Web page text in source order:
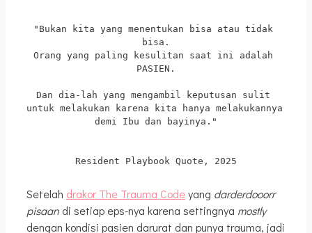
"Bukan kita yang menentukan bisa atau tidak
bisa.
Orang yang paling kesulitan saat ini adalah
PASIEN.
Dan dia-lah yang mengambil keputusan sulit
untuk melakukan karena kita hanya melakukannya
demi Ibu dan bayinya."
Resident Playbook Quote, 2025
Setelah drakor The Trauma Codeyang darderdooorr
pisaan di setiap eps-nya karena settingnya mostly
dengan kondisi pasien darurat dan punya trauma, jadi